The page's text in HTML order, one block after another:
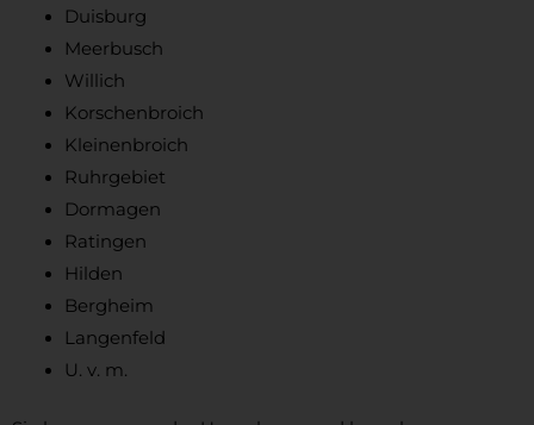
Duisburg
Meerbusch
Willich
Korschenbroich
Kleinenbroich
Ruhrgebiet
Dormagen
Ratingen
Hilden
Bergheim
Langenfeld
U. v. m.